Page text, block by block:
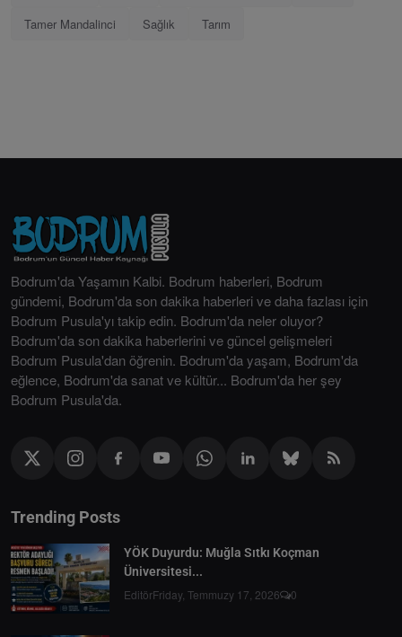
Tamer Mandalinci
Sağlık Tarım
Bodrum'da Yaşamın Kalbi. Bodrum haberleri, Bodrum
gündemi, Bodrum'da son dakika haberleri ve daha fazlası için
Bodrum Pusula'yı takip edin. Bodrum'da neler oluyor?
Bodrum'da son dakika haberlerini ve güncel gelişmeleri
Bodrum Pusula'dan öğrenin. Bodrum'da yaşam, Bodrum'da
eğlence, Bodrum'da sanat ve kültür... Bodrum'da her şey
Bodrum Pusula'da.
Trending Posts
YÖK Duyurdu: Muğla Sıtkı Koçman
Üniversitesi...
EditörFriday, Temmuzy 17, 2026 0